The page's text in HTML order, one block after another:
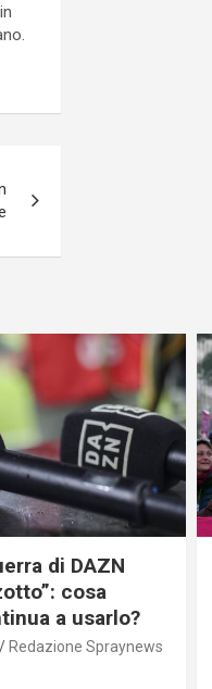
di DAZN
cosa
a usarlo?
Redazione Spraynews